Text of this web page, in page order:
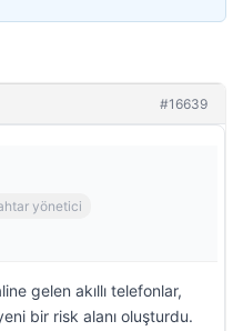
#16639
yönetici
gelen akıllı telefonlar,
bir risk alanı oluşturdu.